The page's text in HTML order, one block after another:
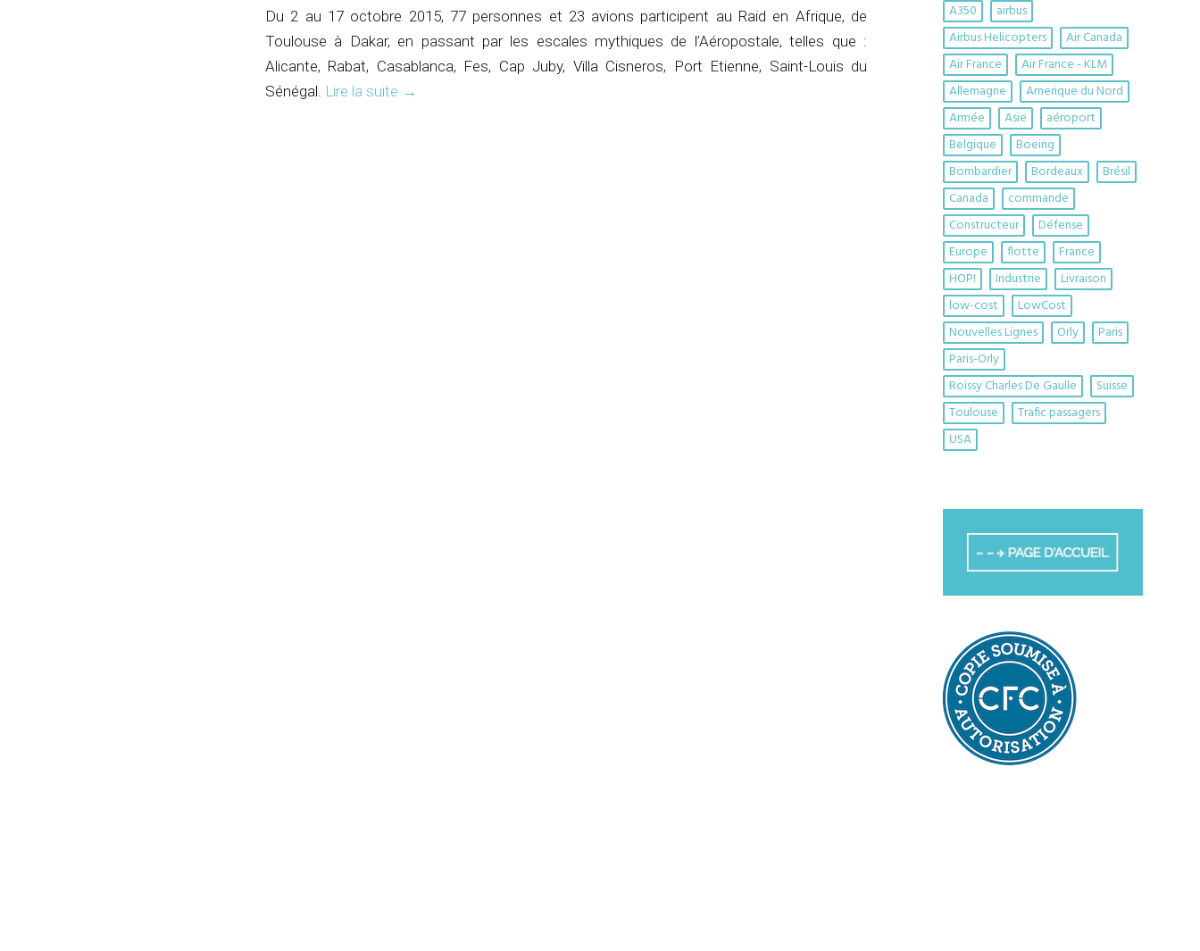
Du 2 au 17 octobre 2015, 77 personnes et 23 avions participent au Raid en Afrique, de
Toulouse à Dakar, en passant par les escales mythiques de l’Aéropostale, telles que :
Alicante, Rabat, Casablanca, Fes, Cap Juby, Villa Cisneros, Port Etienne, Saint-Louis du
Sénégal. Lire la suite →
A350
airbus
Airbus Helicopters
Air Canada
Air France
Air France - KLM
Allemagne
Amerique du Nord
Armée
Asie
aéroport
Belgique
Boeing
Bombardier
Bordeaux
Brésil
Canada
commande
Constructeur
Défense
Europe
flotte
France
HOP!
Industrie
Livraison
low-cost
LowCost
Nouvelles Lignes
Orly
Paris
Paris-Orly
Roissy Charles De Gaulle
Suisse
Toulouse
Trafic passagers
USA